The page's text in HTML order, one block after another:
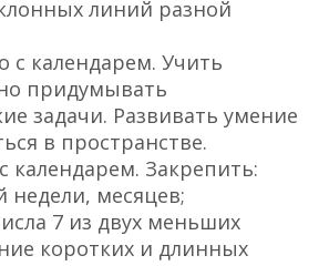
линий разной
с календарем. Учить
придумывать
задачи. Развивать умение
в пространстве.
календарем. Закрепить:
недели, месяцев;
7 из двух меньших
коротких и длинных